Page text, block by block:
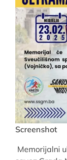
Screenshot
Memorijalni